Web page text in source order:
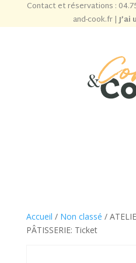
Contact et réservations :
and-cook.fr|
Accueil / Non classé /
PÂTISSERIE: Ticket